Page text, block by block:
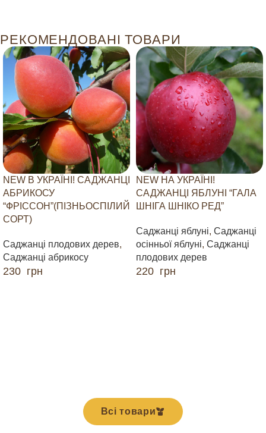
РЕКОМЕНДОВАНІ ТОВАРИ
NEW В УКРАЇНІ! САДЖАНЦІ
АБРИКОСУ
“ФРІССОН”(ПІЗНЬОСПІЛИЙ
СОРТ)
Саджанці плодових дерев,
Саджанці абрикосу
230 грн
NEW НА УКРАЇНІ!
САДЖАНЦІ ЯБЛУНІ “ГАЛА
ШНІГА ШНІКО РЕД”
Саджанці яблуні, Саджанці
осінньої яблуні, Саджанці
плодових дерев
220 грн
Всі товари